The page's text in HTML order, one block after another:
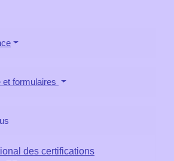
et formulaires
des certifications